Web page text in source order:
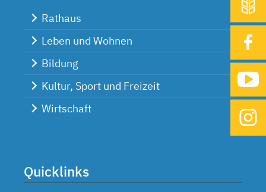
Rathaus
Leben und Wohnen
Bildung
Kultur, Sport und Freizeit
Wirtschaft
Quicklinks